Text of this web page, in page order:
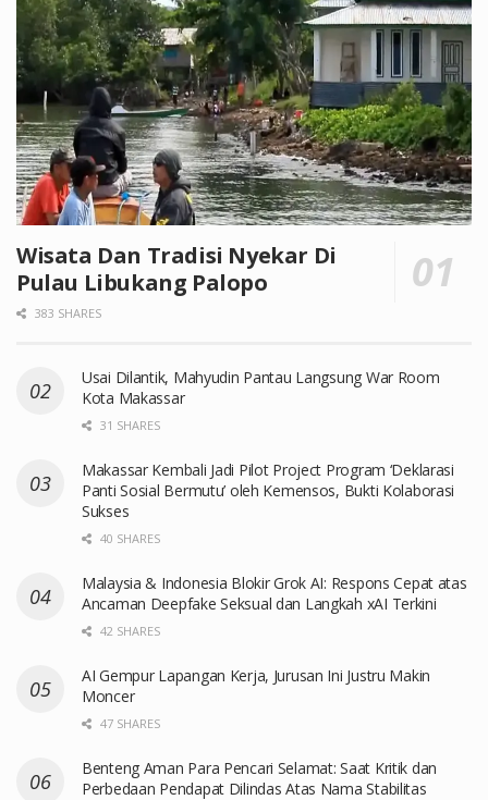
Wisata Dan Tradisi Nyekar Di
Pulau Libukang Palopo
383 SHARES
Usai Dilantik, Mahyudin Pantau Langsung War Room
Kota Makassar
31 SHARES
Makassar Kembali Jadi Pilot Project Program ‘Deklarasi
Panti Sosial Bermutu’ oleh Kemensos, Bukti Kolaborasi
Sukses
40 SHARES
Malaysia & Indonesia Blokir Grok AI: Respons Cepat atas
Ancaman Deepfake Seksual dan Langkah xAI Terkini
42 SHARES
AI Gempur Lapangan Kerja, Jurusan Ini Justru Makin
Moncer
47 SHARES
Benteng Aman Para Pencari Selamat: Saat Kritik dan
Perbedaan Pendapat Dilindas Atas Nama Stabilitas